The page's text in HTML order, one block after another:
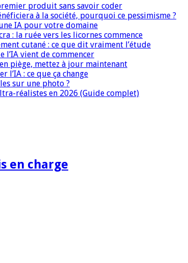
produit sans savoir coder
à la société, pourquoi ce pessimisme ?
IA pour votre domaine
: la ruée vers les licornes commence
cutané : ce que dit vraiment l’étude
l’IA vient de commencer
piège, mettez à jour maintenant
l’IA : ce que ça change
sur une photo ?
réalistes en 2026 (Guide complet)
en charge